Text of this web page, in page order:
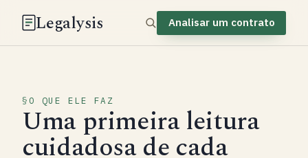
Legalysis Analisar um contrato
O QUE ELE FAZ
Uma primeira leitura
cuidadosa de cada